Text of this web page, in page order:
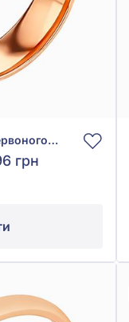
Обручка класична з червоного золота 585°, арт. КО050
грн